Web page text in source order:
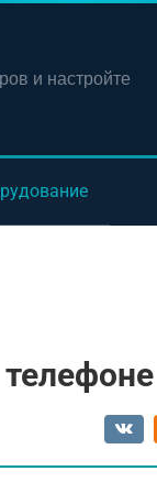
и настройте